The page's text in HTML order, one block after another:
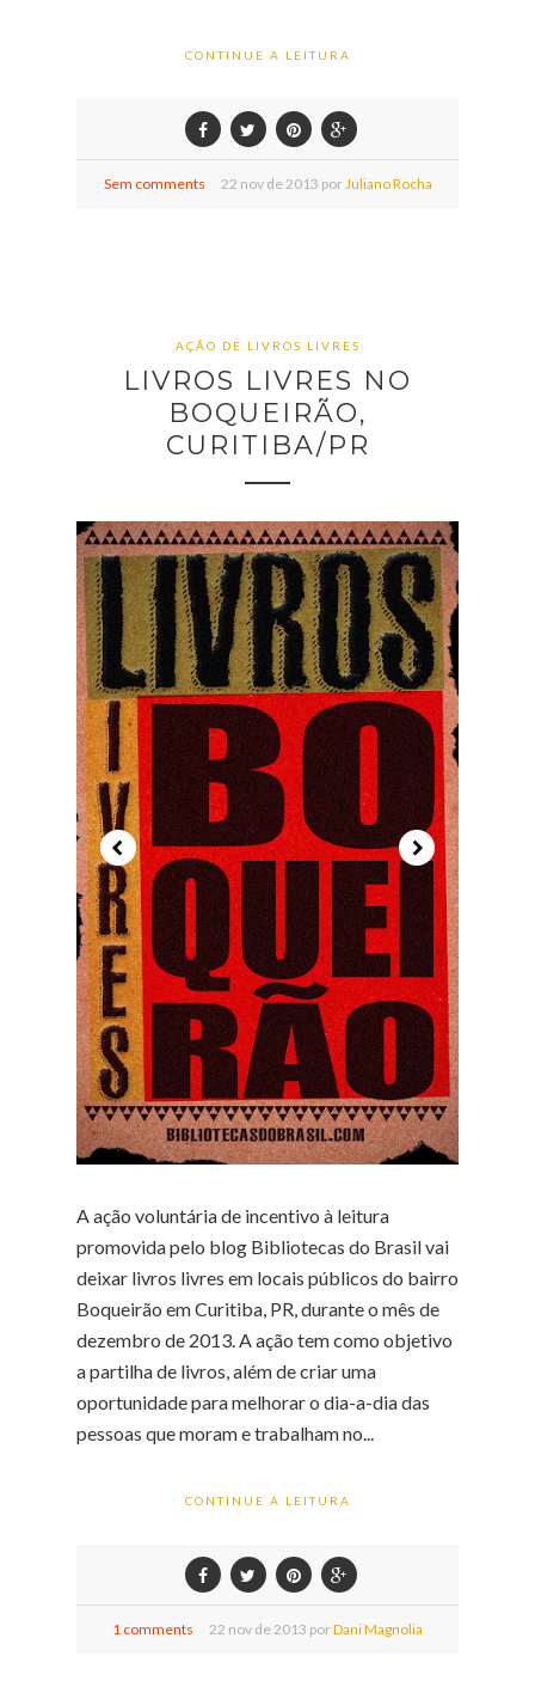
CONTINUE A LEITURA
Sem comments 22 nov de2013 por Juliano Rocha
AÇÃO DE LIVROS LIVRES
LIVROS LIVRES NO
BOQUEIRÃO,
CURITIBA/PR
A ação voluntária de incentivo à leitura
promovida pelo blog Bibliotecas do Brasil vai
deixar livros livres em locais públicos do bairro
Boqueirão em Curitiba, PR, durante o mês de
dezembro de 2013. A ação tem como objetivo
a partilha de livros, além de criar uma
oportunidade para melhorar o dia-a-dia das
pessoas que moram e trabalham no...
CONTINUE A LEITURA
1 comments 22 nov de 2013 porDani Magnolia